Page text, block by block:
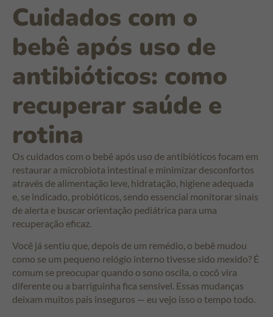
Cuidados com o
bebê após uso de
antibióticos: como
recuperar saúde e
rotina
Os cuidados com o bebê após uso de antibióticos focam em
restaurar a microbiota intestinal e minimizar desconfortos
através de alimentação leve, hidratação, higiene adequada
e, se indicado, probióticos, sendo essencial monitorar sinais
de alerta e buscar orientação pediátrica para uma
recuperação eficaz.
Você já sentiu que, depois de um remédio, o bebê mudou
como se um pequeno relógio interno tivesse sido mexido? É
comum se preocupar quando o sono oscila, o cocô vira
diferente ou a barriguinha fica sensível. Essas mudanças
deixam muitos pais inseguros — eu vejo isso o tempo todo.